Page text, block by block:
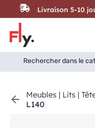
Passer au contenu
Search
for:
Search Button
Meubles | Lits |
L140
Livraison 5-10